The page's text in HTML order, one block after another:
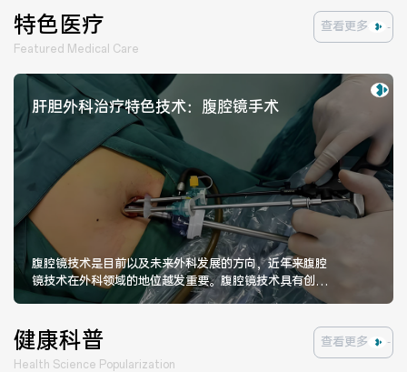
特色医疗
Featured Medical Care
查看更多
肝胆外科治疗特色技术：腹腔镜手术
腹腔镜技术是目前以及未来外科发展的方向，近年来腹腔
镜技术在外科领域的地位越发重要。腹腔镜技术具有创伤
小，术中出血少，术后疼痛轻，术后恢复快，住院时间短
T管引流，腹腔镜肝脏部分切除，腹腔镜脾脏切除，腹腔
镜肝囊肿开窗等手术。
健康科普
Health Science Popularization
查看更多